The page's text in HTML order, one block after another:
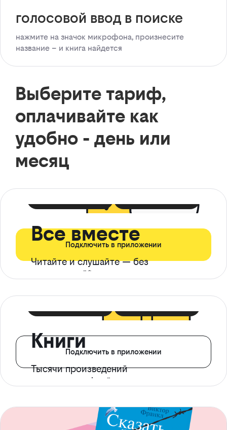
голосовой ввод в поиске
нажмите на значок микрофона, произнесите
название – и книга найдется
Выберите тариф,
оплачивайте как
удобно - день или
месяц
Все вместе
Читайте и слушайте — без
ограничений*
Подключить в приложении
Книги
Тысячи произведений
с доступом офлайн
Подключить в приложении